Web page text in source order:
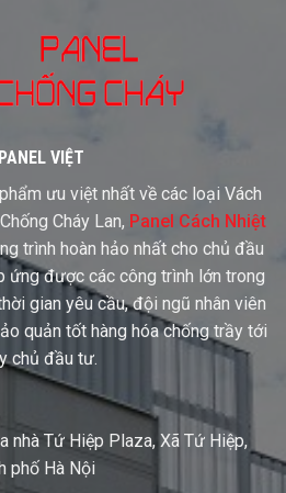
Mô
Phỏng
Panel
Trước
Hàng
PANEL VIỆT
ưu việt nhất về các loại Vách
Cháy Lan, Panel Cách Nhiệt
trình hoàn hảo nhất cho chủ đầu
được các công trình lớn trong
gian yêu cầu, đội ngũ nhân viên
quản tốt hàng hóa chống trầy tới
chủ đầu tư.
nhà Tứ Hiệp Plaza, Xã Tứ Hiệp,
phố Hà Nội